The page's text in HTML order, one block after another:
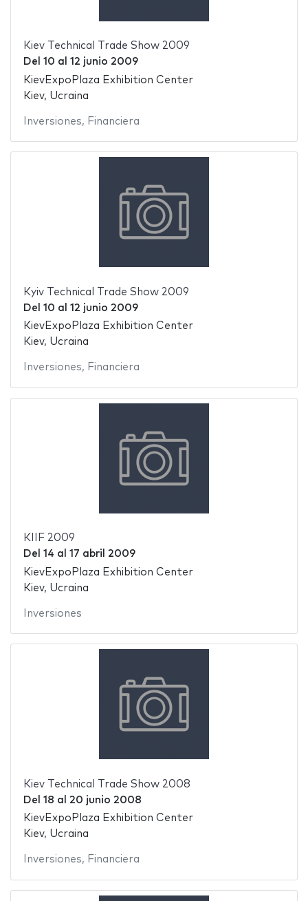
Kiev Technical Trade Show 2009
Del 10 al 12 junio 2009
KievExpoPlaza Exhibition Center
Kiev, Ucraina
Inversiones, Financiera
Kyiv Technical Trade Show 2009
Del 10 al 12 junio 2009
KievExpoPlaza Exhibition Center
Kiev, Ucraina
Inversiones, Financiera
KIIF 2009
Del 14 al 17 abril 2009
KievExpoPlaza Exhibition Center
Kiev, Ucraina
Inversiones
Kiev Technical Trade Show 2008
Del 18 al 20 junio 2008
KievExpoPlaza Exhibition Center
Kiev, Ucraina
Inversiones, Financiera